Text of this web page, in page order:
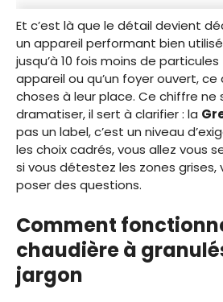
Et c’est là que le détail devient
un appareil performant bien
jusqu’à 10 fois moins de particules
appareil ou qu’un foyer ouvert,
choses à leur place. Ce chiffre ne
dramatiser, il sert à clarifier : la
pas un label, c’est un niveau
les choix cadrés, vous allez vous
si vous détestez les zones grises,
poser des questions.
Comment
chaudière à
jargon